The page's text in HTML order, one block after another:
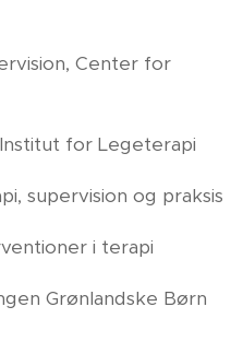
Center for
for Legeterapi
supervision og praksis
i terapi
Grønlandske Børn